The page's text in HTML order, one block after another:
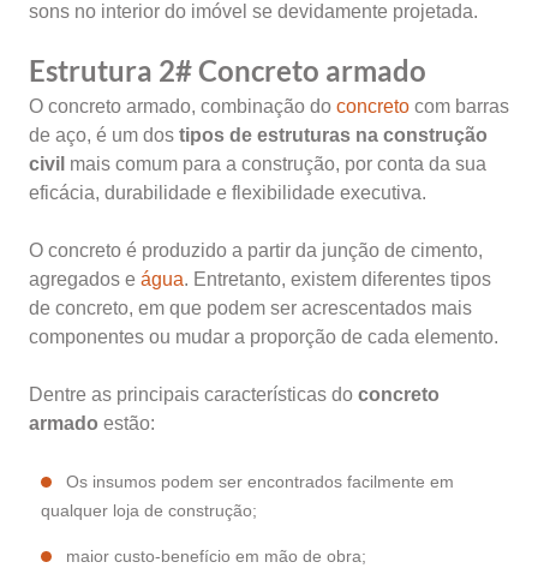
sons no interior do imóvel se devidamente projetada.
Estrutura 2# Concreto armado
O concreto armado, combinação do concreto com barras
de aço, é um dos tipos de estruturas na construção
civil mais comum para a construção, por conta da sua
eficácia, durabilidade e flexibilidade executiva.
O concreto é produzido a partir da junção de cimento,
agregados e água. Entretanto, existem diferentes tipos
de concreto, em que podem ser acrescentados mais
componentes ou mudar a proporção de cada elemento.
Dentre as principais características do concreto
armado estão:
Os insumos podem ser encontrados facilmente em
qualquer loja de construção;
maior custo-benefício em mão de obra;